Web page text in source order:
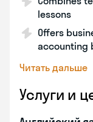
lessons
Offers
accounting
Читать дальше
Услуги и